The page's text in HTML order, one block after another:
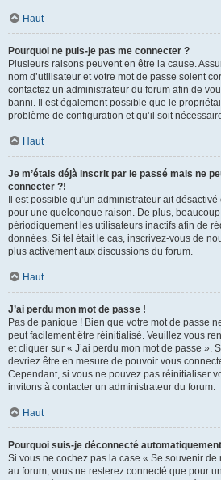
Haut
Pourquoi ne puis-je pas me connecter ?
Plusieurs raisons peuvent en être la cause.
nom d’utilisateur et votre mot de passe soient
contactez un administrateur du forum afin de
banni. Il est également possible que le
problème de configuration et qu’il soit
Haut
Je m’étais déjà inscrit par le passé mais ne
connecter ?!
Il est possible qu’un administrateur ait
pour une quelconque raison. De plus,
périodiquement les utilisateurs inactifs afin de
données. Si tel était le cas, inscrivez-vous de
plus activement aux discussions du forum.
Haut
J’ai perdu mon mot de passe !
Pas de panique ! Bien que votre mot de passe
peut facilement être réinitialisé. Veuillez vous
et cliquer sur « J’ai perdu mon mot de passe ».
devriez être en mesure de pouvoir vous
Cependant, si vous ne pouvez pas réinitialiser
invitons à contacter un administrateur du forum.
Haut
Pourquoi suis-je déconnecté
Si vous ne cochez pas la case « Se souvenir
au forum, vous ne resterez connecté que pour